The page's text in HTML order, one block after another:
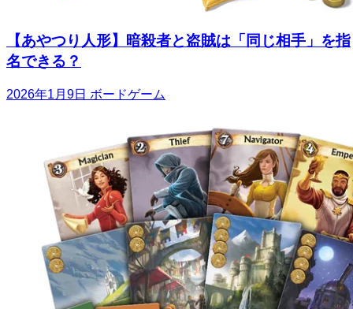
【あやつり人形】暗殺者と盗賊は「同じ相手」を指
名できる？
2026年1月9日 ボードゲーム